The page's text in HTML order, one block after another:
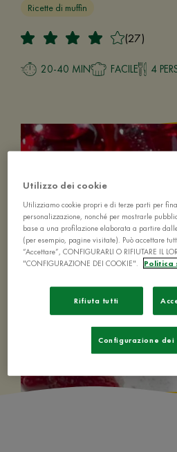
Ricette di muffin
(27)
20-40 MIN FACILE 4
Utilizzo dei cookie
Utilizziamo cookie propri e di terze parti per
personalizzazione, nonché per mostrarle
base a una profilazione elaborata a partire
(per esempio, pagine visitate). Può accettare
“Accettare”, CONFIGURARLI O RIFIUTARE IL
"CONFIGURAZIONE DEI COOKIE".
Politica
Rifiuta tutti
Configurazione dei